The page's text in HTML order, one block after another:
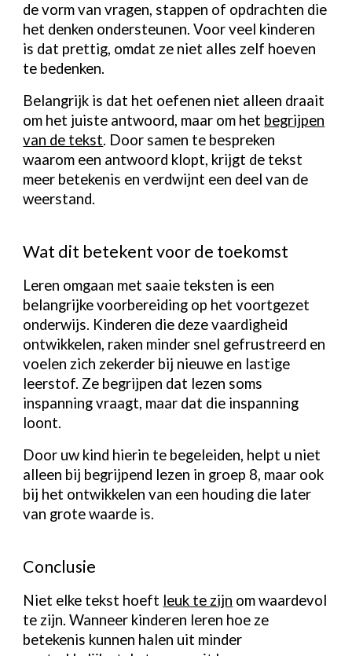
de vorm van vragen, stappen of opdrachten die
het denken ondersteunen. Voor veel kinderen
is dat prettig, omdat ze niet alles zelf hoeven
te bedenken.
Belangrijk is dat het oefenen niet alleen draait
om het juiste antwoord, maar om het begrijpen
van de tekst. Door samen te bespreken
waarom een antwoord klopt, krijgt de tekst
meer betekenis en verdwijnt een deel van de
weerstand.
Wat dit betekent voor de toekomst
Leren omgaan met saaie teksten is een
belangrijke voorbereiding op het voortgezet
onderwijs. Kinderen die deze vaardigheid
ontwikkelen, raken minder snel gefrustreerd en
voelen zich zekerder bij nieuwe en lastige
leerstof. Ze begrijpen dat lezen soms
inspanning vraagt, maar dat die inspanning
loont.
Door uw kind hierin te begeleiden, helpt u niet
alleen bij begrijpend lezen in groep 8, maar ook
bij het ontwikkelen van een houding die later
van grote waarde is.
Conclusie
Niet elke tekst hoeft leuk te zijn om waardevol
te zijn. Wanneer kinderen leren hoe ze
betekenis kunnen halen uit minder